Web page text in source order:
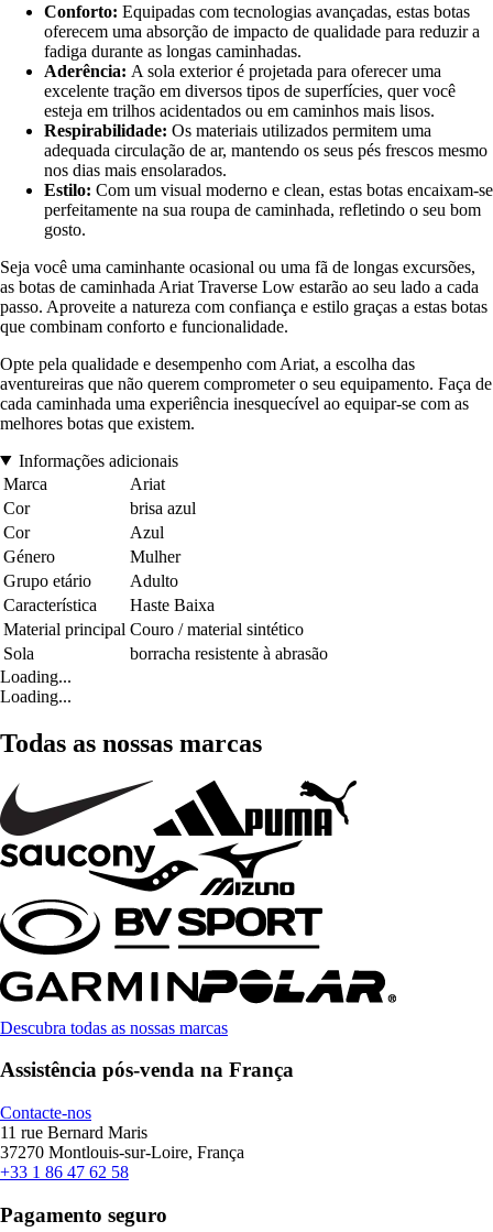
Conforto: Equipadas com tecnologias avançadas, estas botas
oferecem uma absorção de impacto de qualidade para reduzir a
fadiga durante as longas caminhadas.
Aderência: A sola exterior é projetada para oferecer uma
excelente tração em diversos tipos de superfícies, quer você
esteja em trilhos acidentados ou em caminhos mais lisos.
Respirabilidade: Os materiais utilizados permitem uma
adequada circulação de ar, mantendo os seus pés frescos mesmo
nos dias mais ensolarados.
Estilo: Com um visual moderno e clean, estas botas encaixam-se
perfeitamente na sua roupa de caminhada, refletindo o seu bom
gosto.
Seja você uma caminhante ocasional ou uma fã de longas excursões,
as botas de caminhada Ariat Traverse Low estarão ao seu lado a cada
passo. Aproveite a natureza com confiança e estilo graças a estas botas
que combinam conforto e funcionalidade.
Opte pela qualidade e desempenho com Ariat, a escolha das
aventureiras que não querem comprometer o seu equipamento. Faça de
cada caminhada uma experiência inesquecível ao equipar-se com as
melhores botas que existem.
Informações adicionais
Marca
Ariat
Cor
brisa azul
Cor
Azul
Género
Mulher
Grupo etário
Adulto
Característica
Haste Baixa
Material principal Couro / material sintético
Sola
borracha resistente à abrasão
Loading...
Loading...
Todas as nossas marcas
Descubra todas as nossas marcas
Assistência pós-venda na França
Contacte-nos
11 rue Bernard Maris
37270 Montlouis-sur-Loire, França
+33 1 86 47 62 58
Pagamento seguro